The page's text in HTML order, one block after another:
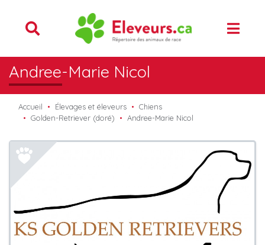
Andree-Marie Nicol
Accueil Élevages et éleveurs
Chiens
Golden-Retriever (doré)
Andree-Marie Nicol